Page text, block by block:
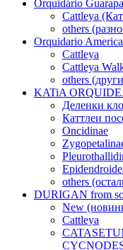
Orquidário
Cattleya
others
Orquidario
Cattleya
Cattleya
others
KATiA
Деленки
Каттлеи
Oncidinae
others
DURIGAN from
New
Cattleya